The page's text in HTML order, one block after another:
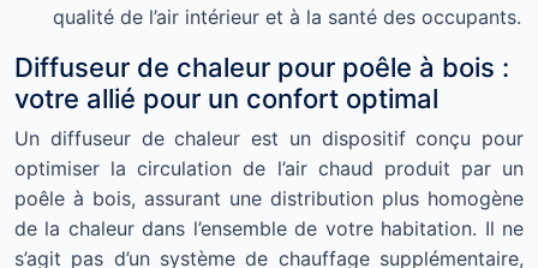
qualité de l’air intérieur et à la santé des occupants.
Diffuseur de chaleur pour poêle à bois :
votre allié pour un confort optimal
Un diffuseur de chaleur est un dispositif conçu pour
optimiser la circulation de l’air chaud produit par un
poêle à bois, assurant une distribution plus homogène
de la chaleur dans l’ensemble de votre habitation. Il ne
s’agit pas d’un système de chauffage supplémentaire,